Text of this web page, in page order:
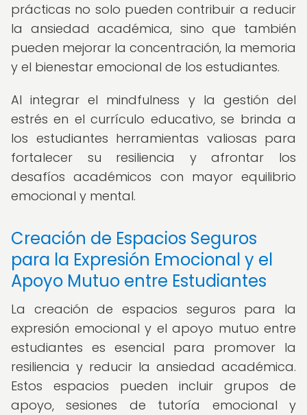
prácticas no solo pueden contribuir a reducir
la ansiedad académica, sino que también
pueden mejorar la concentración, la memoria
y el bienestar emocional de los estudiantes.
Al integrar el mindfulness y la gestión del
estrés en el currículo educativo, se brinda a
los estudiantes herramientas valiosas para
fortalecer su resiliencia y afrontar los
desafíos académicos con mayor equilibrio
emocional y mental.
Creación de Espacios Seguros
para la Expresión Emocional y el
Apoyo Mutuo entre Estudiantes
La creación de espacios seguros para la
expresión emocional y el apoyo mutuo entre
estudiantes es esencial para promover la
resiliencia y reducir la ansiedad académica.
Estos espacios pueden incluir grupos de
apoyo, sesiones de tutoría emocional y